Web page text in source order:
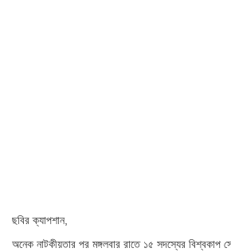
ছবির ক্যাপশান,
অনেক নাটকীয়তার পর মঙ্গলবার রাতে ১৫ সদস্যের বিশ্বকাপ